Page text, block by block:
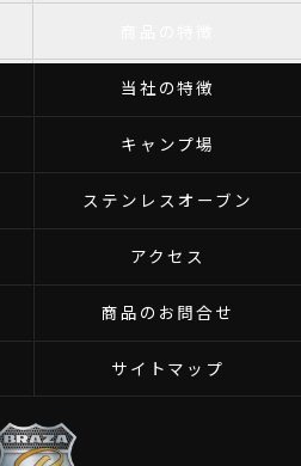
当社の特徴
キャンプ場
ステンレスオーブン
アクセス
商品のお問合せ
サイトマップ